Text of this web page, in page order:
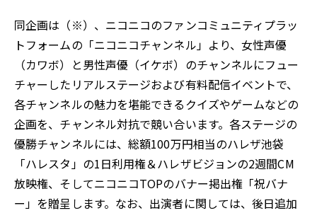
同企画は（※）、ニコニコのファンコミュニティプラッ
トフォームの「ニコニコチャンネル」より、女性声優
（カワボ）と男性声優（イケボ）のチャンネルにフュー
チャーしたリアルステージおよび有料配信イベントで、
各チャンネルの魅力を堪能できるクイズやゲームなどの
企画を、チャンネル対抗で競い合います。各ステージの
優勝チャンネルには、総額100万円相当のハレザ池袋
「ハレスタ」の1日利用権＆ハレザビジョンの2週間CM
放映権、そしてニコニコTOPのバナー掲出権「祝バナ
ー」を贈呈します。なお、出演者に関しては、後日追加